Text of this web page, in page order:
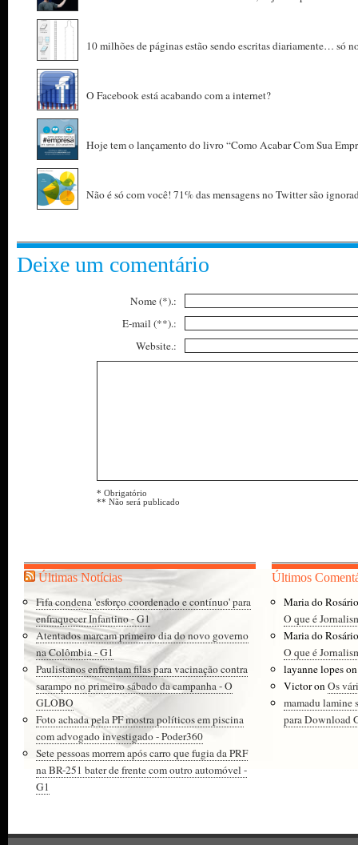
10 milhões de páginas estão sendo escritas diariamente… só
O Facebook está acabando com a internet?
Hoje tem o lançamento do livro “Como Acabar Com Sua
Não é só com você! 71% das mensagens no Twitter são
Deixe um comentário
Nome (*).:
E-mail (**).:
Website.:
* Obrigatório
** Não será publicado
Últimas Notícias
Fifa condena 'esforço coordenado e contínuo' para
enfraquecer Infantino - G1
Atentados marcam primeiro dia do novo governo
na Colômbia - G1
Paulistanos enfrentam filas para vacinação contra
sarampo no primeiro sábado da campanha - O
GLOBO
Foto achada pela PF mostra políticos em piscina
com advogado investigado - Poder360
Sete pessoas morrem após carro que fugia da PRF
na BR-251 bater de frente com outro automóvel -
G1
Últimos
Maria do
O que é
Maria do
O que é
layanne lopes
VictoronOs
mamadu lamine
para Download